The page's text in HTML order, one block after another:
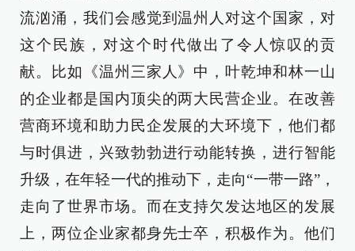
流汹涌，我们会感觉到温州人对这个国家，对
这个民族，对这个时代做出了令人惊叹的贡
献。比如《温州三家人》中，叶乾坤和林一山
的企业都是国内顶尖的两大民营企业。在改善
营商环境和助力民企发展的大环境下，他们都
与时俱进，兴致勃勃进行动能转换，进行智能
升级，在年轻一代的推动下，走向“一带一路”，
走向了世界市场。而在支持欠发达地区的发展
上，两位企业家都身先士卒，积极作为。他们